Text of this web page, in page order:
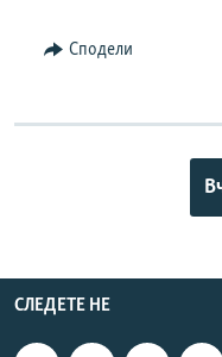
Сподели
СЛЕДЕТЕ НЕ